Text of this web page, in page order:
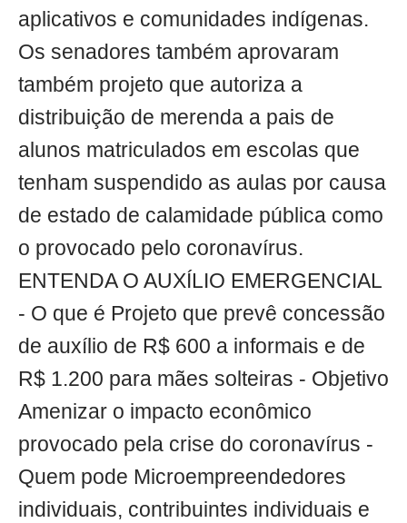
aplicativos e comunidades indígenas.
Os senadores também aprovaram
também projeto que autoriza a
distribuição de merenda a pais de
alunos matriculados em escolas que
tenham suspendido as aulas por causa
de estado de calamidade pública como
o provocado pelo coronavírus.
ENTENDA O AUXÍLIO EMERGENCIAL
- O que é Projeto que prevê concessão
de auxílio de R$ 600 a informais e de
R$ 1.200 para mães solteiras - Objetivo
Amenizar o impacto econômico
provocado pela crise do coronavírus -
Quem pode Microempreendedores
individuais, contribuintes individuais e